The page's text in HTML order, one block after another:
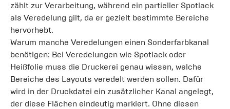
zählt zur Verarbeitung, während ein partieller Spotlack
als Veredelung gilt, da er gezielt bestimmte Bereiche
hervorhebt.
Warum manche Veredelungen einen Sonderfarbkanal
benötigen: Bei Veredelungen wie Spotlack oder
Heißfolie muss die Druckerei genau wissen, welche
Bereiche des Layouts veredelt werden sollen. Dafür
wird in der Druckdatei ein zusätzlicher Kanal angelegt,
der diese Flächen eindeutig markiert. Ohne diesen